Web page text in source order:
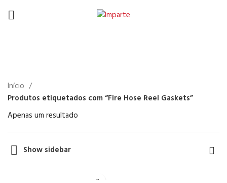
Início
Produtos etiquetados com “Fire Hose Reel Gaskets”
Apenas um resultado
Show sidebar